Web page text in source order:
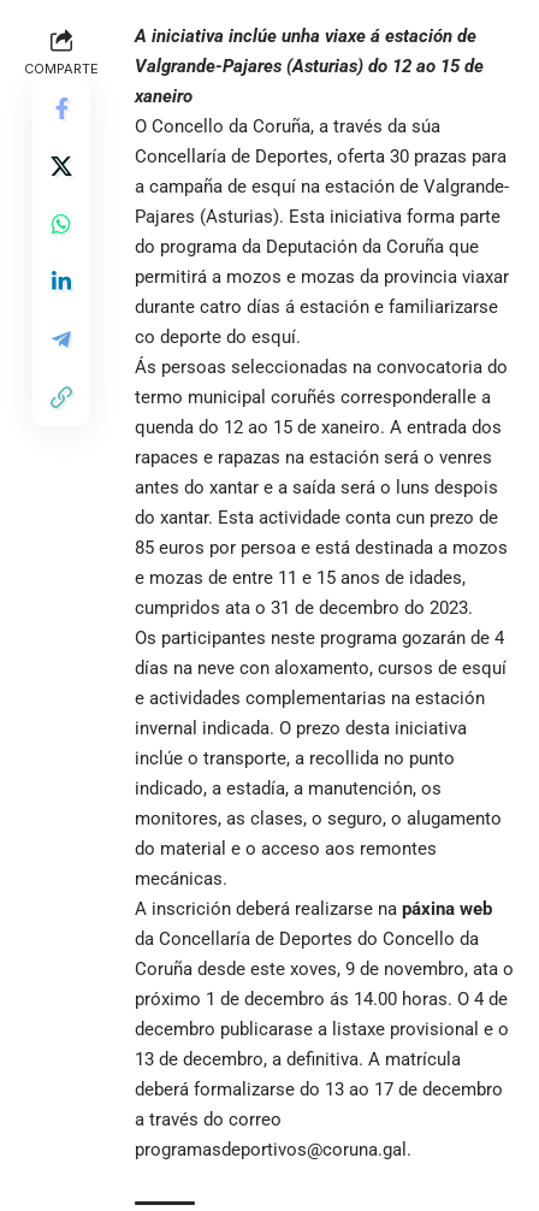
COMPARTE
A iniciativa inclúe unha viaxe á estación de
Valgrande-Pajares (Asturias) do 12 ao 15 de
xaneiro
O Concello da Coruña, a través da súa
Concellaría de Deportes, oferta 30 prazas para
a campaña de esquí na estación de Valgrande-
Pajares (Asturias). Esta iniciativa forma parte
do programa da Deputación da Coruña que
permitirá a mozos e mozas da provincia viaxar
durante catro días á estación e familiarizarse
co deporte do esquí.
Ás persoas seleccionadas na convocatoria do
termo municipal coruñés corresponderalle a
quenda do 12 ao 15 de xaneiro. A entrada dos
rapaces e rapazas na estación será o venres
antes do xantar e a saída será o luns despois
do xantar. Esta actividade conta cun prezo de
85 euros por persoa e está destinada a mozos
e mozas de entre 11 e 15 anos de idades,
cumpridos ata o 31 de decembro do 2023.
Os participantes neste programa gozarán de 4
días na neve con aloxamento, cursos de esquí
e actividades complementarias na estación
invernal indicada. O prezo desta iniciativa
inclúe o transporte, a recollida no punto
indicado, a estadía, a manutención, os
monitores, as clases, o seguro, o alugamento
do material e o acceso aos remontes
mecánicas.
A inscrición deberá realizarse na páxina web
da Concellaría de Deportes do Concello da
Coruña desde este xoves, 9 de novembro, ata o
próximo 1 de decembro ás 14.00 horas. O 4 de
decembro publicarase a listaxe provisional e o
13 de decembro, a definitiva. A matrícula
deberá formalizarse do 13 ao 17 de decembro
a través do correo
programasdeportivos@coruna.gal .